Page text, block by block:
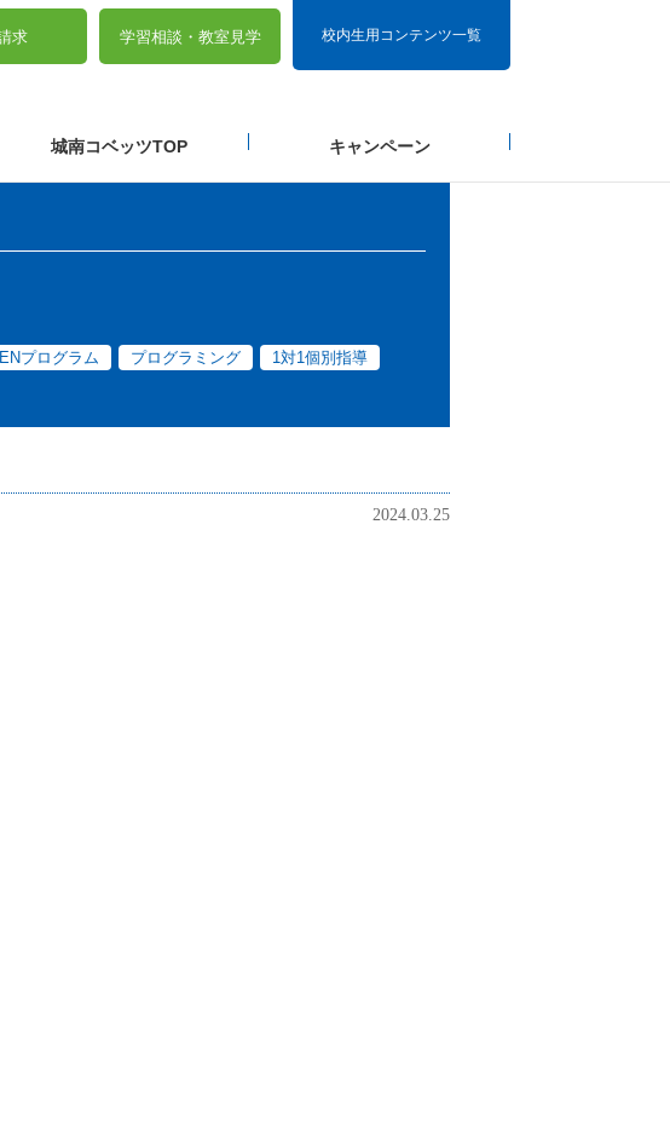
校内生用コンテンツ一覧
求 学習相談・ 教室見学
城南コベッツTOP キャンペーン
プログラム プログラミング
1対1個別指導
2024.03.25